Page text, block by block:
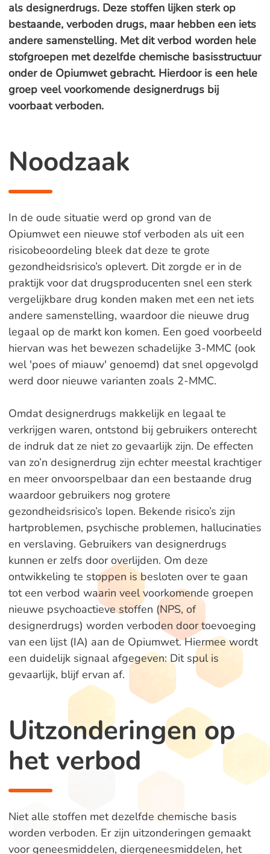
als designerdrugs. Deze stoffen lijken sterk op
bestaande, verboden drugs, maar hebben een iets
andere samenstelling. Met dit verbod worden hele
stofgroepen met dezelfde chemische basisstructuur
onder de Opiumwet gebracht. Hierdoor is een hele
groep veel voorkomende designerdrugs bij
voorbaat verboden.
Noodzaak
In de oude situatie werd op grond van de
Opiumwet een nieuwe stof verboden als uit een
risicobeoordeling bleek dat deze te grote
gezondheidsrisico’s oplevert. Dit zorgde er in de
praktijk voor dat drugsproducenten snel een sterk
vergelijkbare drug konden maken met een net iets
andere samenstelling, waardoor die nieuwe drug
legaal op de markt kon komen. Een goed voorbeeld
hiervan was het bewezen schadelijke 3-MMC (ook
wel 'poes of miauw' genoemd) dat snel opgevolgd
werd door nieuwe varianten zoals 2-MMC.
Omdat designerdrugs makkelijk en legaal te
verkrijgen waren, ontstond bij gebruikers onterecht
de indruk dat ze niet zo gevaarlijk zijn. De effecten
van zo’n designerdrug zijn echter meestal krachtiger
en meer onvoorspelbaar dan een bestaande drug
waardoor gebruikers nog grotere
gezondheidsrisico’s lopen. Bekende risico’s zijn
hartproblemen, psychische problemen, hallucinaties
en verslaving. Gebruikers van designerdrugs
kunnen er zelfs door overlijden. Om deze
ontwikkeling te stoppen is besloten over te gaan
tot een verbod waarin veel voorkomende groepen
nieuwe psychoactieve stoffen (NPS, of
designerdrugs) worden verboden door toevoeging
van een lijst (IA) aan de Opiumwet. Hiermee wordt
een duidelijk signaal afgegeven: Dit spul is
gevaarlijk, blijf ervan af.
Uitzonderingen op
het verbod
Niet alle stoffen met dezelfde chemische basis
worden verboden. Er zijn uitzonderingen gemaakt
voor geneesmiddelen, diergeneesmiddelen, het